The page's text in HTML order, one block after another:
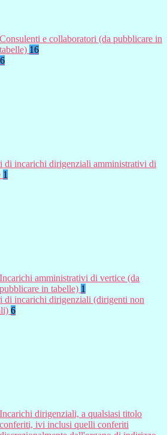
Consulenti e collaboratori (da pubblicare in
tabelle) 16
di incarichi dirigenziali amministrativi di
1
Incarichi amministrativi di vertice (da
pubblicare in tabelle) 1
di incarichi dirigenziali (dirigenti non
6
Incarichi dirigenziali, a qualsiasi titolo
conferiti, ivi inclusi quelli conferiti